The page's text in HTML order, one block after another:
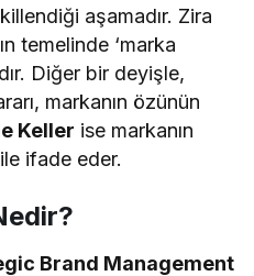
aşamadır. Zira
temelinde ‘marka
Diğer bir deyişle,
markanın özünün
Keller ise markanın
ile ifade eder.
Brand Management